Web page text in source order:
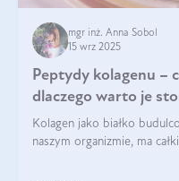
mgr inż. Anna Sobol
15 wrz 2025
Peptydy kolagenu –
dlaczego warto je
Kolagen jako białko
naszym organizmie, ma